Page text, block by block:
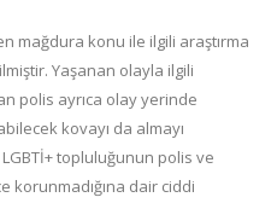
mağdura konu ile ilgili araştırma
Yaşanan olayla ilgili
polis ayrıca olay yerinde
kovayı da almayı
LGBTİ+ topluluğunun polis ve
korunmadığına dair ciddi